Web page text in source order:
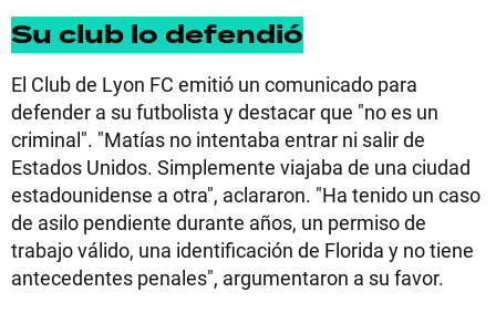
Su club lo defendió
El Club de Lyon FC emitió un comunicado para
defender a su futbolista y destacar que "no es un
criminal". "Matías no intentaba entrar ni salir de
Estados Unidos. Simplemente viajaba de una ciudad
estadounidense a otra", aclararon. "Ha tenido un caso
de asilo pendiente durante años, un permiso de
trabajo válido, una identificación de Florida y no tiene
antecedentes penales", argumentaron a su favor.